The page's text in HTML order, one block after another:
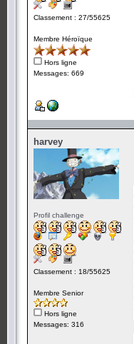
Classement : 27/55625
Membre Héroïque
Hors ligne
Messages: 669
harvey
Profil challenge
Classement : 18/55625
Membre Senior
Hors ligne
Messages: 316